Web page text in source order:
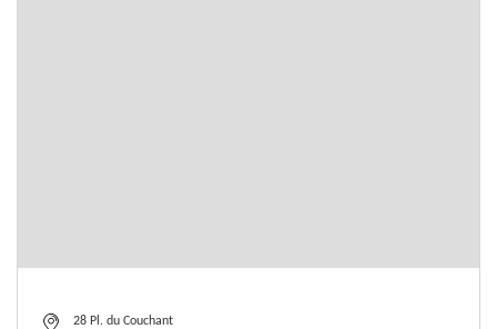
28 Pl. du Couchant